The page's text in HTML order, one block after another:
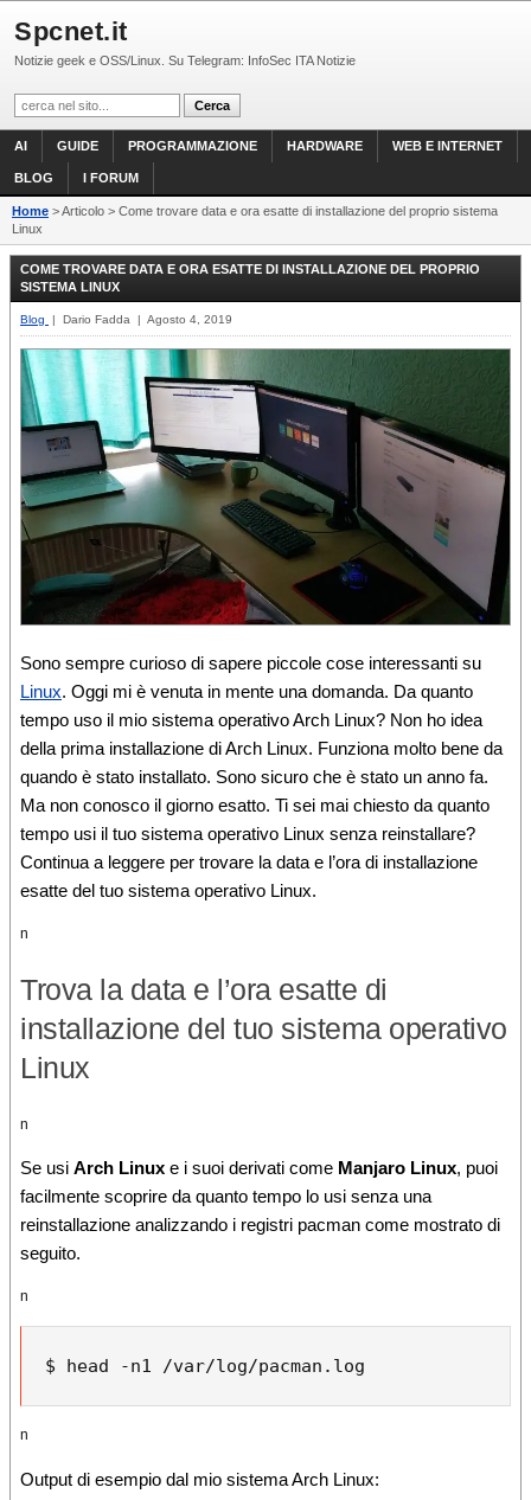
Spcnet.it
Notizie geek e OSS/Linux. Su Telegram: InfoSec ITA Notizie
AI GUIDE PROGRAMMAZIONE HARDWARE WEB E INTERNET
BLOG I FORUM
Home > Articolo > Come trovare data e ora esatte di installazione del proprio sistema
Linux
COME TROVARE DATA E ORA ESATTE DI INSTALLAZIONE DEL PROPRIO
SISTEMA LINUX
Blog | Dario Fadda | Agosto 4, 2019
Sono sempre curioso di sapere piccole cose interessanti su
Linux. Oggi mi è venuta in mente una domanda. Da quanto
tempo uso il mio sistema operativo Arch Linux? Non ho idea
della prima installazione di Arch Linux. Funziona molto bene da
quando è stato installato. Sono sicuro che è stato un anno fa.
Ma non conosco il giorno esatto. Ti sei mai chiesto da quanto
tempo usi il tuo sistema operativo Linux senza reinstallare?
Continua a leggere per trovare la data e l’ora di installazione
esatte del tuo sistema operativo Linux.
n
Trova la data e l’ora esatte di
installazione del tuo sistema operativo
Linux
n
Se usi Arch Linux e i suoi derivati come Manjaro Linux, puoi
facilmente scoprire da quanto tempo lo usi senza una
reinstallazione analizzando i registri pacman come mostrato di
seguito.
n
$ head -n1 /var/log/pacman.log
n
Output di esempio dal mio sistema Arch Linux: